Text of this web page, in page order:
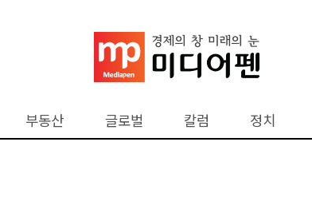
부동산 글로벌 칼럼 정치